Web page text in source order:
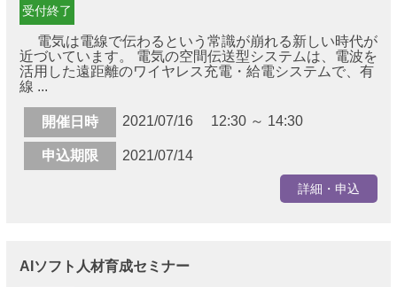
受付終了
電気は電線で伝わるという常識が崩れる新しい時代が
近づいています。 電気の空間伝送型システムは、電波を
活用した遠距離のワイヤレス充電・給電システムで、有
線 ...
開催日時 2021/07/16 12:30 ～ 14:30
申込期限 2021/07/14
詳細・申込
AIソフト人材育成セミナー